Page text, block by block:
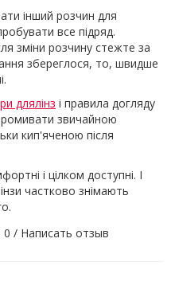
інший розчин для
все підряд.
зміни розчину стежте за
збереглося, то, швидше
длялінз і правила догляду
звичайною
кип'яченою після
і цілком доступні. І
частково знімають
0 / Написать отзыв